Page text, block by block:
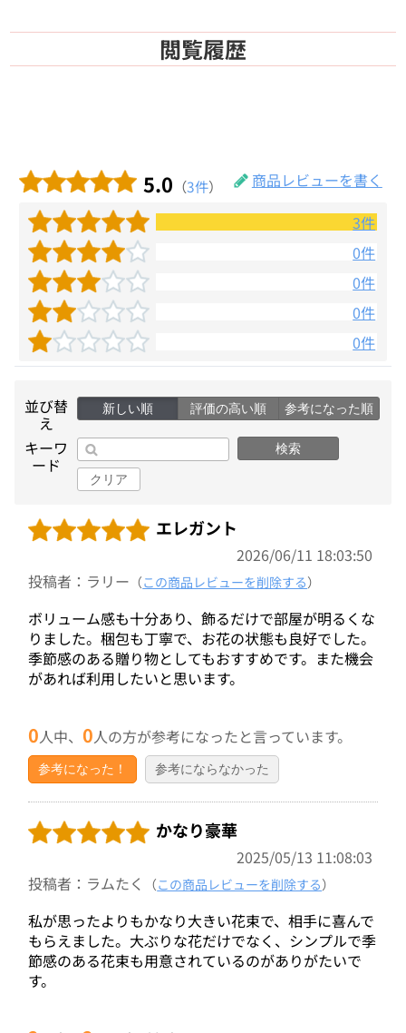
閲覧履歴
5.0 （3件）
商品レビューを書く
3件
0件
0件
0件
0件
並び替
え
新しい順 評価の高い順 参考になった順
キーワ
ード
検索
クリア
エレガント
2026/06/11 18:03:50
投稿者：ラリー （この商品レビューを削除する）
ボリューム感も十分あり、飾るだけで部屋が明るくな
りました。梱包も丁寧で、お花の状態も良好でした。
季節感のある贈り物としてもおすすめです。また機会
があれば利用したいと思います。
0人中、0人の方が参考になったと言っています。
参考になった！ 参考にならなかった
かなり豪華
2025/05/13 11:08:03
投稿者：ラムたく
（この商品レビューを削除する）
私が思ったよりもかなり大きい花束で、相手に喜んで
もらえました。大ぶりな花だけでなく、シンプルで季
節感のある花束も用意されているのがありがたいで
す。